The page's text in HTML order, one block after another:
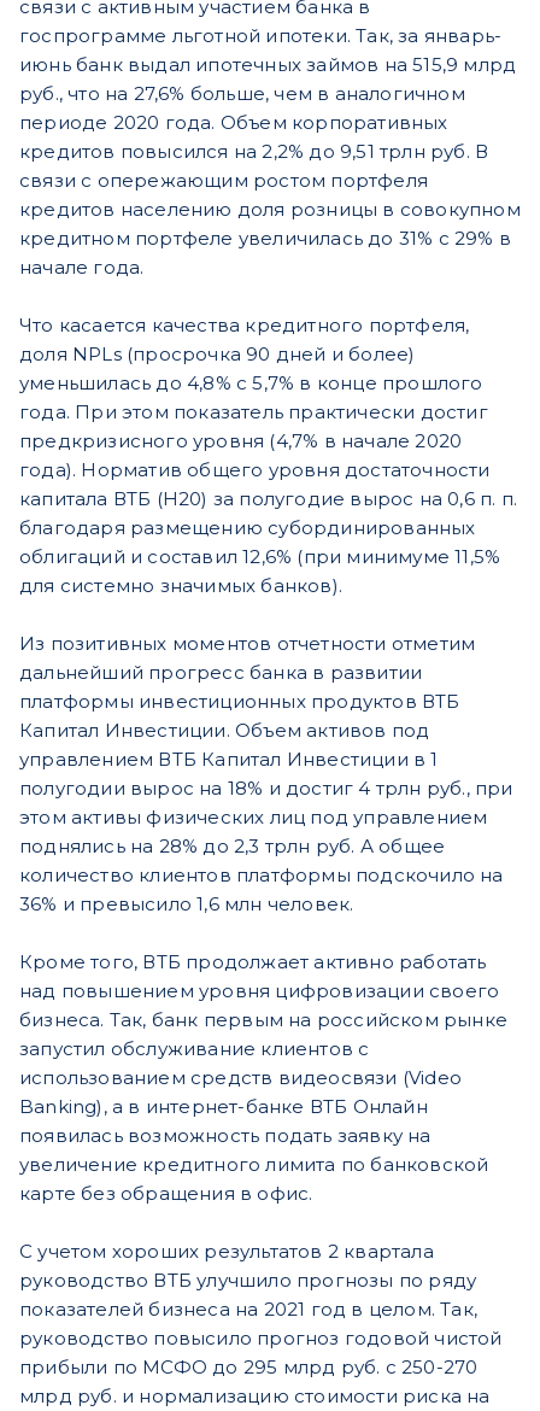
связи с активным участием банка в
госпрограмме льготной ипотеки. Так, за январь-
июнь банк выдал ипотечных займов на 515,9 млрд
руб., что на 27,6% больше, чем в аналогичном
периоде 2020 года. Объем корпоративных
кредитов повысился на 2,2% до 9,51 трлн руб. В
связи с опережающим ростом портфеля
кредитов населению доля розницы в совокупном
кредитном портфеле увеличилась до 31% с 29% в
начале года.
Что касается качества кредитного портфеля,
доля NPLs (просрочка 90 дней и более)
уменьшилась до 4,8% с 5,7% в конце прошлого
года. При этом показатель практически достиг
предкризисного уровня (4,7% в начале 2020
года). Норматив общего уровня достаточности
капитала ВТБ (Н20) за полугодие вырос на 0,6 п. п.
благодаря размещению субординированных
облигаций и составил 12,6% (при минимуме 11,5%
для системно значимых банков).
Из позитивных моментов отчетности отметим
дальнейший прогресс банка в развитии
платформы инвестиционных продуктов ВТБ
Капитал Инвестиции. Объем активов под
управлением ВТБ Капитал Инвестиции в 1
полугодии вырос на 18% и достиг 4 трлн руб., при
этом активы физических лиц под управлением
поднялись на 28% до 2,3 трлн руб. А общее
количество клиентов платформы подскочило на
36% и превысило 1,6 млн человек.
Кроме того, ВТБ продолжает активно работать
над повышением уровня цифровизации своего
бизнеса. Так, банк первым на российском рынке
запустил обслуживание клиентов с
использованием средств видеосвязи (Video
Banking), а в интернет-банке ВТБ Онлайн
появилась возможность подать заявку на
увеличение кредитного лимита по банковской
карте без обращения в офис.
С учетом хороших результатов 2 квартала
руководство ВТБ улучшило прогнозы по ряду
показателей бизнеса на 2021 год в целом. Так,
руководство повысило прогноз годовой чистой
прибыли по МСФО до 295 млрд руб. с 250-270
млрд руб. и нормализацию стоимости риска на